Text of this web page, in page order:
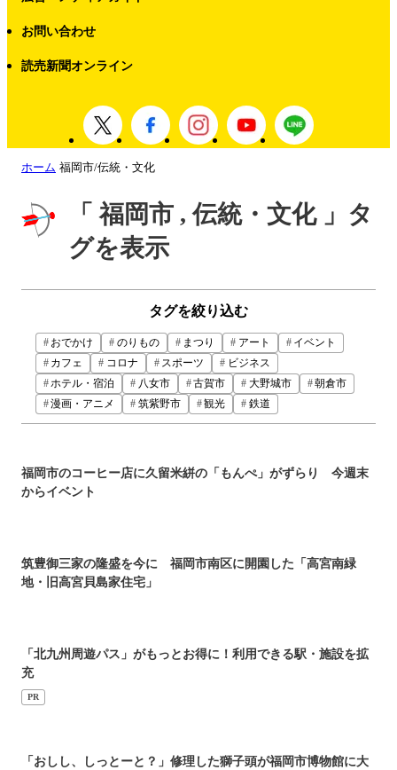
お問い合わせ
読売新聞オンライン
ホーム 福岡市/伝統・文化
「 福岡市 , 伝統・文化 」タ
グを表示
タグを絞り込む
おでかけ のりもの まつり アート
イベント
カフェ
コロナ スポーツ
ビジネス
ホテル・宿泊
八女市 古賀市 大野城市
朝倉市
漫画・アニメ
筑紫野市 観光 鉄道
福岡市のコーヒー店に久留米絣の「もんぺ」がずらり 今週末
からイベント
筑豊御三家の隆盛を今に 福岡市南区に開園した「高宮南緑
地・旧高宮貝島家住宅」
「北九州周遊パス」がもっとお得に！利用できる駅・施設を拡
充
PR
「おしし、しっとーと？」修理した獅子頭が福岡市博物館に大